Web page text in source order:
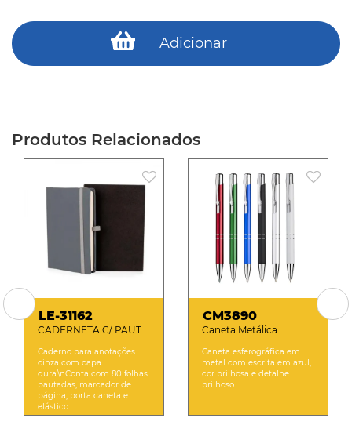
Adicionar
Produtos Relacionados
LE-31162
CADERNETA C/ PAUTA
Caderno para anotações
cinza com capa
dura.\nConta com 80 folhas
pautadas, marcador de
página, porta caneta e
elástico...
CM3890
Caneta Metálica
Caneta esferográfica em
metal com escrita em azul,
cor brilhosa e detalhe
brilhoso